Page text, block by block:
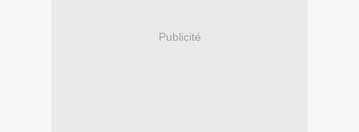
Publicité